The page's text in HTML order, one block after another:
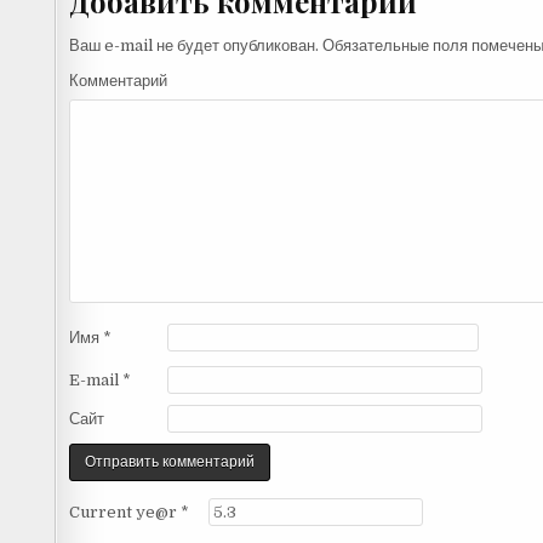
Ваш e-mail не будет опубликован. Обязательные поля
Комментарий
Имя *
E-mail *
Сайт
Current ye@r *